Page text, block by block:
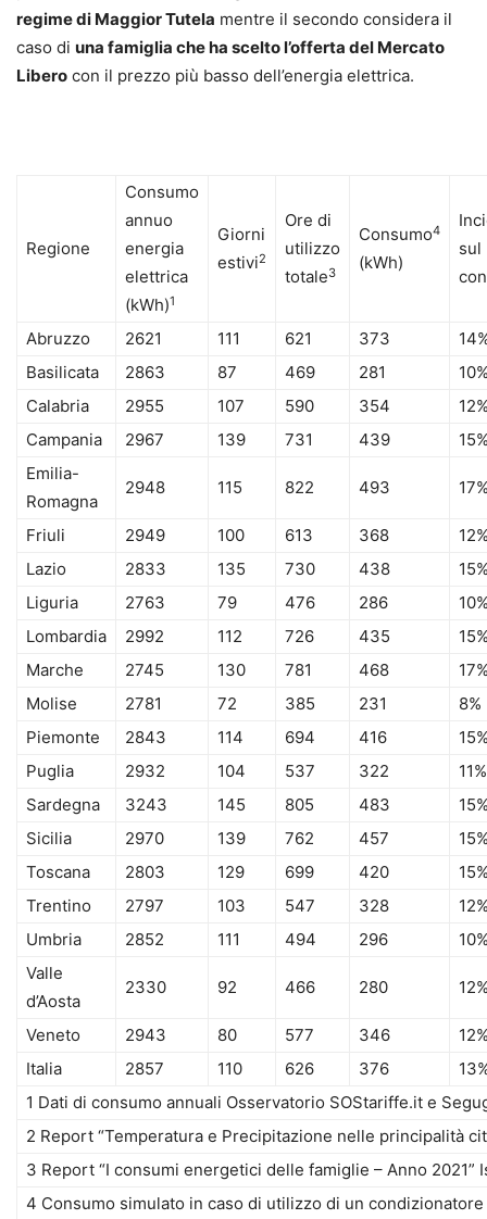
regime di Maggior Tutela mentre il secondo considera il
caso di una famiglia che ha scelto l’offerta del Mercato
Libero con il prezzo più basso dell’energia elettrica.
Regione
Consumo
annuo
energia
elettrica
(kWh)1
Giorni
estivi2
Ore di
utilizzo
totale3
Consumo4
(kWh)
sul
Abruzzo 2621 111 621 373
Basilicata
2863 87 469 281
Calabria
2955 107 590 354
Campania
2967 139 731 439
Emilia-
Romagna
2948 115 822 493
Friuli 2949 100 613 368
Lazio
2833 135 730 438
Liguria
2763 79 476 286
Lombardia
2992 112 726 435
Marche
2745 130 781 468
Molise
2781 72 385 231
8%
Piemonte
2843 114 694 416
Puglia
2932 104 537 322
11%
Sardegna
3243 145 805 483
Sicilia
2970 139 762 457
Toscana
2803 129 699 420
Trentino
2797 103 547 328
Umbria
2852 111 494 296
Valle
d’Aosta
2330 92 466 280
Veneto 2943 80 577 346
Italia
2857 110 626 376
1 Dati di consumo annuali Osservatorio SOStariffe.it e
2 Report “Temperatura e Precipitazione nelle principalità
3 Report “I consumi energetici delle famiglie – Anno 2021”
4 Consumo simulato in caso di utilizzo di un